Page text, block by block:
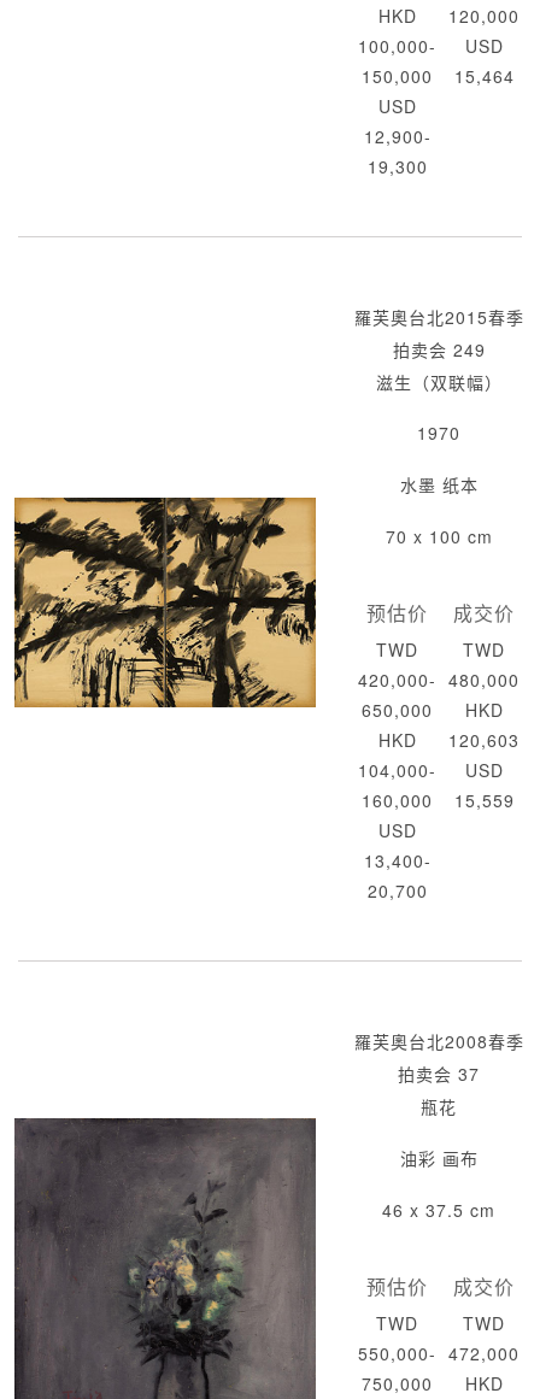
HKD
100,000-
150,000
USD
12,900-
19,300
120,000
USD
15,464
羅芙奧台北2015春季
拍卖会 249
滋生（双联幅）
1970
水墨 纸本
70 x 100 cm
预估价
TWD
420,000-
650,000
HKD
104,000-
160,000
USD
13,400-
20,700
成交价
TWD
480,000
HKD
120,603
USD
15,559
羅芙奧台北2008春季
拍卖会 37
瓶花
油彩 画布
46 x 37.5 cm
预估价
TWD
550,000-
750,000
成交价
TWD
472,000
HKD